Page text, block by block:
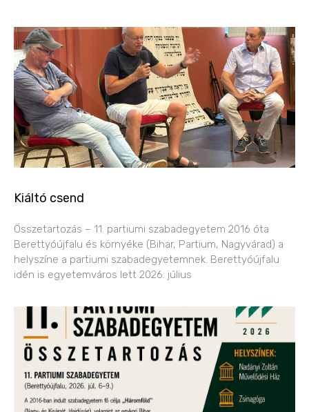
Kiáltó csend
Összetartozás – 11. partiumi szabadegyetem 2016 óta
Berettyóújfalu és környéke (Bihar, Partium, Nagyvárad) a
helyszíne a partiumi szabadegyetemnek. Berettyóújfalu
idén is egyetemváros lett 2026. július